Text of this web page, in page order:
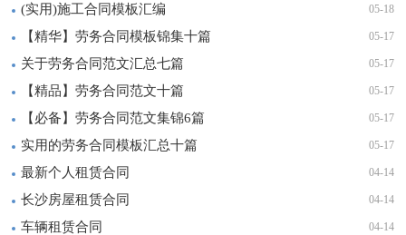
05-18
(实用)施工合同模板汇编
05-17
【精华】劳务合同模板锦集十篇
05-17
关于劳务合同范文汇总七篇
05-17
【精品】劳务合同范文十篇
05-17
【必备】劳务合同范文集锦6篇
05-17
实用的劳务合同模板汇总十篇
04-14
最新个人租赁合同
04-14
长沙房屋租赁合同
04-14
车辆租赁合同